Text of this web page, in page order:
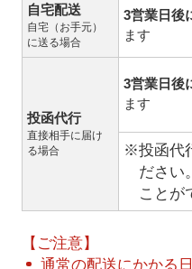
自宅配送
自宅（お手元）
に送る場合
3営業日後
ます
投函代行
直接相手に届け
る場合
3営業日後
ます
※投函代
ださい
ことが
【ご注意】
通常の配送にかかる